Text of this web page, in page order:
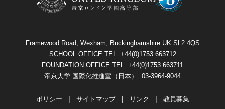
Framewood Road, Wexham, Buckinghamshire UK SL2 4QS
SCHOOL OFFICE TEL: +44(0)1753 663712
FOUNDATION OFFICE TEL: +44(0)1753 663711
帝京大学 国際化推進室（日本）: 03-3964-9044
ポリシー サイトマップ リンク 教員募集